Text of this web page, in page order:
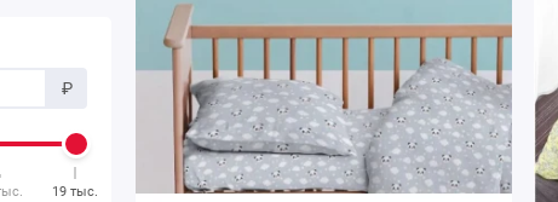
₽
19 тыс.